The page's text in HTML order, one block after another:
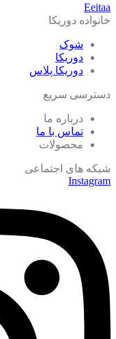
Eeitaa
خانواده دوریکا
شوک
دوریکا
دوریکا پلاس
دسترسی سریع
درباره ما
تماس با ما
محصولات
شبکه های اجتماعی
Instagram